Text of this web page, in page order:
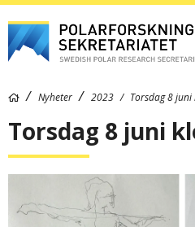
Nyheter 2023 Torsdag 8
Torsdag 8 juni